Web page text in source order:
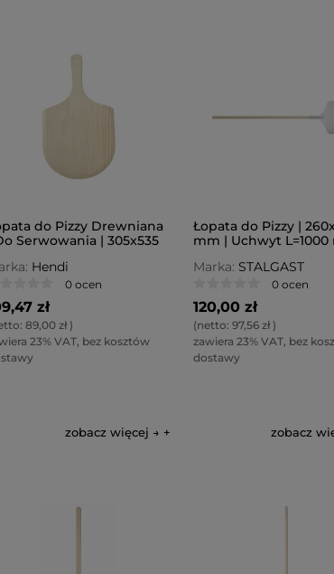
do Pizzy Drewniana
Serwowania | 305x535
Hendi
0 ocen
zł
89,00 zł)
23% VAT, bez kosztów
zobacz więcej →
Łopata do Pizzy |
mm | Uchwyt L=1000
Marka: STALGAST
0 ocen
120,00 zł
(netto: 97,56 zł)
zawiera 23% VAT, bez
dostawy
zobacz